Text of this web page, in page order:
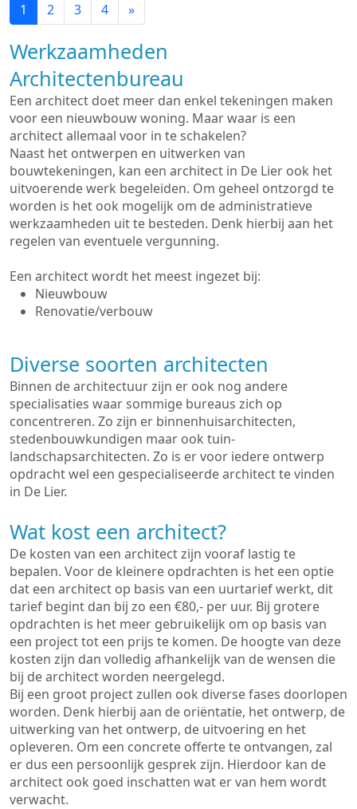
1 2 3 4 »
Werkzaamheden
Architectenbureau
Een architect doet meer dan enkel tekeningen maken
voor een nieuwbouw woning. Maar waar is een
architect allemaal voor in te schakelen?
Naast het ontwerpen en uitwerken van
bouwtekeningen, kan een architect in De Lier ook het
uitvoerende werk begeleiden. Om geheel ontzorgd te
worden is het ook mogelijk om de administratieve
werkzaamheden uit te besteden. Denk hierbij aan het
regelen van eventuele vergunning.
Een architect wordt het meest ingezet bij:
Nieuwbouw
Renovatie/verbouw
Diverse soorten architecten
Binnen de architectuur zijn er ook nog andere
specialisaties waar sommige bureaus zich op
concentreren. Zo zijn er binnenhuisarchitecten,
stedenbouwkundigen maar ook tuin-
landschapsarchitecten. Zo is er voor iedere ontwerp
opdracht wel een gespecialiseerde architect te vinden
in De Lier.
Wat kost een architect?
De kosten van een architect zijn vooraf lastig te
bepalen. Voor de kleinere opdrachten is het een optie
dat een architect op basis van een uurtarief werkt, dit
tarief begint dan bij zo een €80,- per uur. Bij grotere
opdrachten is het meer gebruikelijk om op basis van
een project tot een prijs te komen. De hoogte van deze
kosten zijn dan volledig afhankelijk van de wensen die
bij de architect worden neergelegd.
Bij een groot project zullen ook diverse fases doorlopen
worden. Denk hierbij aan de oriëntatie, het ontwerp, de
uitwerking van het ontwerp, de uitvoering en het
opleveren. Om een concrete offerte te ontvangen, zal
er dus een persoonlijk gesprek zijn. Hierdoor kan de
architect ook goed inschatten wat er van hem wordt
verwacht.